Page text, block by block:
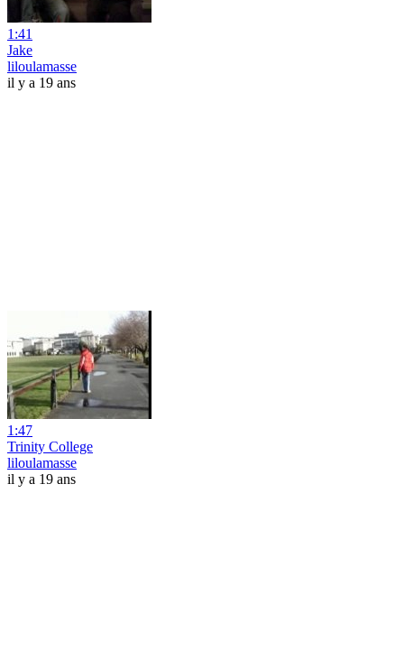
1:41
Jake
liloulamasse
il y a 19 ans
1:47
Trinity College
liloulamasse
il y a 19 ans